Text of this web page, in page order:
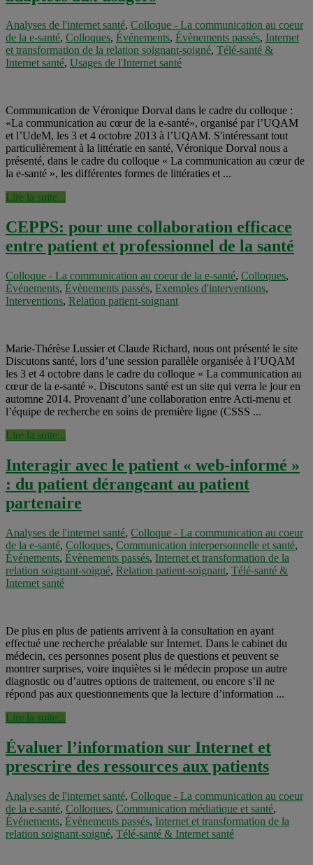
Analyses de l'internet santé, Colloque - La communication au coeur
de la e-santé, Colloques, Événements, Évènements passés, Internet
et transformation de la relation soignant-soigné, Télé-santé &
Internet santé, Usages de l'Internet santé
Communication de Véronique Dorval dans le cadre du colloque :
«La communication au cœur de la e-santé», organisé par l’UQAM
et l’UdeM, les 3 et 4 octobre 2013 à l’UQAM. S'intéressant tout
particulièrement à la littératie en santé, Véronique Dorval nous a
présenté, dans le cadre du colloque « La communication au cœur de
la e-santé », les différentes formes de littératies et ...
Lire la suite...
CEPPS: pour une collaboration efficace
entre patient et professionnel de la santé
Colloque - La communication au coeur de la e-santé, Colloques,
Événements, Évènements passés, Exemples d'interventions,
Interventions, Relation patient-soignant
Marie-Thérèse Lussier et Claude Richard, nous ont présenté le site
Discutons santé, lors d’une session parallèle organisée à l’UQAM
les 3 et 4 octobre dans le cadre du colloque « La communication au
cœur de la e-santé ». Discutons santé est un site qui verra le jour en
automne 2014. Provenant d’une collaboration entre Acti-menu et
l’équipe de recherche en soins de première ligne (CSSS ...
Lire la suite...
Interagir avec le patient « web-informé »
: du patient dérangeant au patient
partenaire
Analyses de l'internet santé, Colloque - La communication au coeur
de la e-santé, Colloques, Communication interpersonnelle et santé,
Événements, Évènements passés, Internet et transformation de la
relation soignant-soigné, Relation patient-soignant, Télé-santé &
Internet santé
De plus en plus de patients arrivent à la consultation en ayant
effectué une recherche préalable sur Internet. Dans le cabinet du
médecin, ces personnes posent plus de questions et peuvent se
montrer surprises, voire inquiètes si le médecin propose un autre
diagnostic ou d’autres options de traitement, ou encore s’il ne
répond pas aux questionnements que la lecture d’information ...
Lire la suite...
Évaluer l’information sur Internet et
prescrire des ressources aux patients
Analyses de l'internet santé, Colloque - La communication au coeur
de la e-santé, Colloques, Communication médiatique et santé,
Événements, Évènements passés, Internet et transformation de la
relation soignant-soigné, Télé-santé & Internet santé